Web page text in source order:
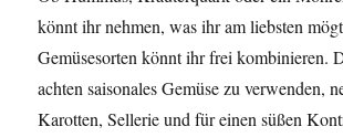
könnt ihr nehmen, was ihr am liebsten
Gemüsesorten könnt ihr frei kombinieren.
achten saisonales Gemüse zu verwenden,
Karotten, Sellerie und für einen süßen